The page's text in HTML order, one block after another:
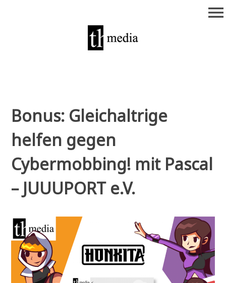
menu
Bonus: Gleichaltrige
helfen gegen
Cybermobbing! mit Pascal
– JUUUPORT e.V.